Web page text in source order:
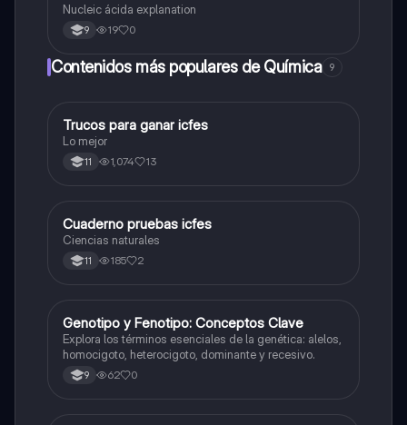
Nucleic ácida explanation
9 19 0
Contenidos más populares de Química 9
Química
Trucos para ganar icfes
Lo mejor
11 1,074 13
Biologia
Cuaderno pruebas icfes
Ciencias naturales
11 185 2
GBiologia
Genotipo y Fenotipo: Conceptos Clave
Explora los términos esenciales de la genética: alelos,
homocigoto, heterocigoto, dominante y recesivo.
9 62 0